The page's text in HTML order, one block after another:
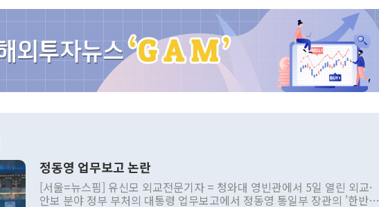
정동영 업무보고 논란
[서울=뉴스핌] 유신모 외교전문기자 = 청와대 영빈관에서 5일 열린 외교·
안보 분야 정부 부처의 대통령 업무보고에서 정동영 통일부 장관의 '한반도